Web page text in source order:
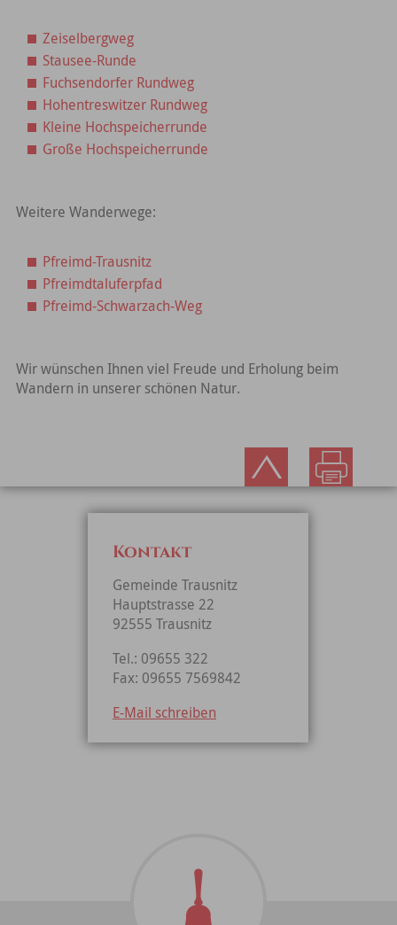
Zeiselbergweg
Stausee-Runde
Fuchsendorfer Rundweg
Hohentreswitzer Rundweg
Kleine Hochspeicherrunde
Große Hochspeicherrunde
Weitere Wanderwege:
Pfreimd-Trausnitz
Pfreimdtaluferpfad
Pfreimd-Schwarzach-Weg
Wir wünschen Ihnen viel Freude und Erholung beim
Wandern in unserer schönen Natur.
Kontakt
Gemeinde Trausnitz
Hauptstrasse 22
92555 Trausnitz
Tel.: 09655 322
Fax: 09655 7569842
E-Mail schreiben